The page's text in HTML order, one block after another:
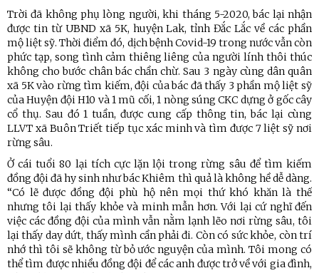
Trời đã không phụ lòng người, khi tháng 5-2020, bác lại nhận
được tin từ UBND xã 5K, huyện Lak, tỉnh Đắc Lắc về các phần
mộ liệt sỹ. Thời điểm đó, dịch bệnh Covid-19 trong nước vẫn còn
phức tạp, song tình cảm thiêng liêng của người lính thôi thúc
không cho bước chân bác chần chừ. Sau 3 ngày cùng dân quân
xã 5K vào rừng tìm kiếm, đội của bác đã thấy 3 phần mộ liệt sỹ
của Huyện đội H10 và 1 mũ cối, 1 nòng súng CKC dựng ở gốc cây
cổ thụ. Sau đó 1 tuần, được cung cấp thông tin, bác lại cùng
LLVT xã Buôn Triết tiếp tục xác minh và tìm được 7 liệt sỹ nơi
rừng sâu.
Ở cái tuổi 80 lại tích cực lặn lội trong rừng sâu để tìm kiếm
đồng đội đã hy sinh như bác Khiêm thì quả là không hề dễ dàng.
“Có lẽ được đồng đội phù hộ nên mọi thứ khó khăn là thế
nhưng tôi lại thấy khỏe và minh mẫn hơn. Với lại cứ nghĩ đến
việc các đồng đội của mình vẫn nằm lạnh lẽo nơi rừng sâu, tôi
lại thấy day dứt, thấy mình cần phải đi. Còn có sức khỏe, còn trí
nhớ thì tôi sẽ không từ bỏ ước nguyện của mình. Tôi mong có
thể tìm được nhiều đồng đội để các anh được trở về với gia đình,